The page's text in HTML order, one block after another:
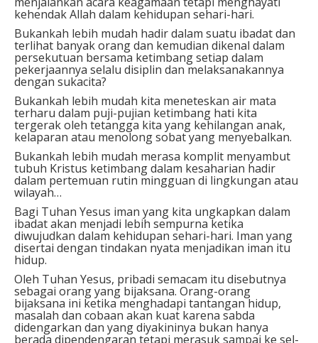
kehendak Allah dalam kehidupan sehari-hari.
Bukankah lebih mudah hadir dalam suatu ibadat dan
terlihat banyak orang dan kemudian dikenal dalam
persekutuan bersama ketimbang setiap dalam
pekerjaannya selalu disiplin dan melaksanakannya
dengan sukacita?
Bukankah lebih mudah kita meneteskan air mata
terharu dalam puji-pujian ketimbang hati kita
tergerak oleh tetangga kita yang kehilangan anak,
kelaparan atau menolong sobat yang menyebalkan.
Bukankah lebih mudah merasa komplit menyambut
tubuh Kristus ketimbang dalam kesaharian hadir
dalam pertemuan rutin mingguan di lingkungan atau
wilayah…
Bagi Tuhan Yesus iman yang kita ungkapkan dalam
ibadat akan menjadi lebih sempurna ketika
diwujudkan dalam kehidupan sehari-hari. Iman yang
disertai dengan tindakan nyata menjadikan iman itu
hidup.
Oleh Tuhan Yesus, pribadi semacam itu disebutnya
sebagai orang yang bijaksana. Orang-orang
bijaksana ini ketika menghadapi tantangan hidup,
masalah dan cobaan akan kuat karena sabda
didengarkan dan yang diyakininya bukan hanya
berada dipendengaran tetapi merasuk sampai ke sel-